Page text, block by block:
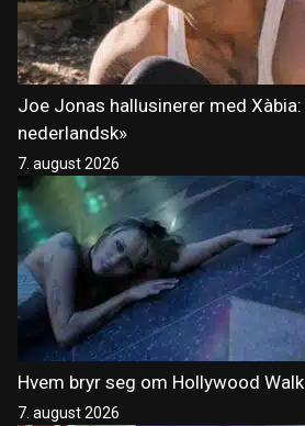
Joe Jonas hallusinerer med
nederlandsk»
7. august 2026
Hvem bryr seg om Hollywood
7. august 2026